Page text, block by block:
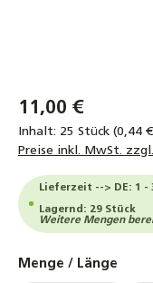
11,00 €
Inhalt: 25 Stück (0,44
Preise inkl. MwSt.
Lieferzeit --> DE: 1 -
Lagernd: 29 Stück
Weitere Mengen
Menge / Länge